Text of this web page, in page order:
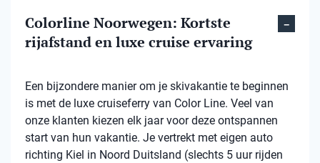
Colorline Noorwegen: Kortste
rijafstand en luxe cruise ervaring
Een bijzondere manier om je skivakantie te beginnen
is met de luxe cruiseferry van Color Line. Veel van
onze klanten kiezen elk jaar voor deze ontspannen
start van hun vakantie. Je vertrekt met eigen auto
richting Kiel in Noord Duitsland (slechts 5 uur rijden